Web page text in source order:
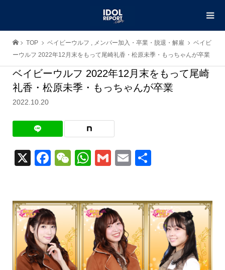
TOP ベイビーウルフ , メンバー加入・卒業・脱退・解雇
ベイビ
ーウルフ 2022年12月末をもって尾崎礼香・松原未季・もっちゃんが卒業
ベイビーウルフ 2022年12月末をもって尾崎
礼香・松原未季・もっちゃんが卒業
2022.10.20
X Facebook
WeChat
WhatsApp
GmailEmail